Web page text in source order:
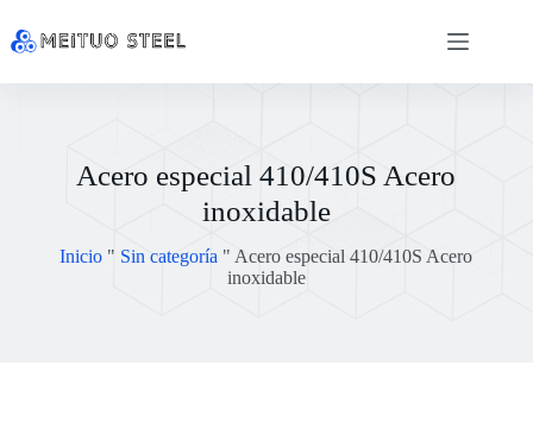
Acero especial 410/410S Acero
inoxidable
Inicio " Sin categoría " Acero especial 410/410S Acero
inoxidable